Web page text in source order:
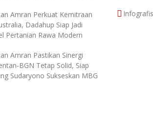
Amran Perkuat Kemitraan
Dadahup Siap Jadi
Pertanian Rawa Modern
Amran Pastikan Sinergi
BGN Tetap Solid, Siap
Sudaryono Sukseskan MBG
Infografis